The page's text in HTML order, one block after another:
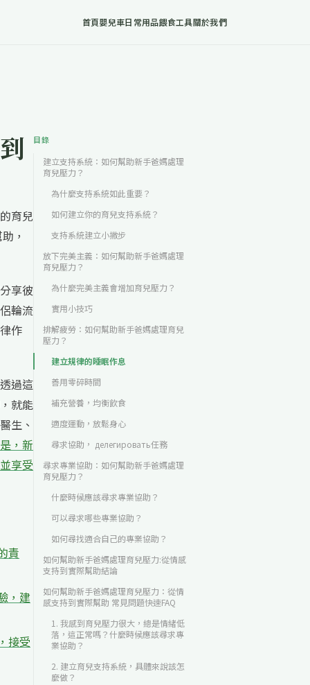
首頁嬰兒車日常用品餵食工具關於我們
育兒
，
享彼
輪流
作
過這
就能
生、
，新
享受
責
，建
接受
目錄
建立支持系統：如何幫助新手爸媽處理
育兒壓力？
為什麼支持系統如此重要？
如何建立你的育兒支持系統？
支持系統建立小撇步
放下完美主義：如何幫助新手爸媽處理
育兒壓力？
為什麼完美主義會增加育兒壓力？
實用小技巧
排解疲勞：如何幫助新手爸媽處理育兒
壓力？
建立規律的睡眠作息
善用零碎時間
補充營養，均衡飲食
適度運動，放鬆身心
尋求協助， делегировать任務
尋求專業協助：如何幫助新手爸媽處理
育兒壓力？
什麼時候應該尋求專業協助？
可以尋求哪些專業協助？
如何尋找適合自己的專業協助？
如何幫助新手爸媽處理育兒壓力:從情感
支持到實際幫助結論
如何幫助新手爸媽處理育兒壓力：從情
感支持到實際幫助 常見問題快速FAQ
1. 我感到育兒壓力很大，總是情緒低
落，這正常嗎？什麼時候應該尋求專
業協助？
2. 建立育兒支持系統，具體來說該怎
麼做？